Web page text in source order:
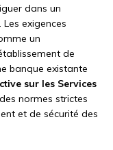
dans un
exigences
un
de
banque existante
sur les Services
normes strictes
et de sécurité des